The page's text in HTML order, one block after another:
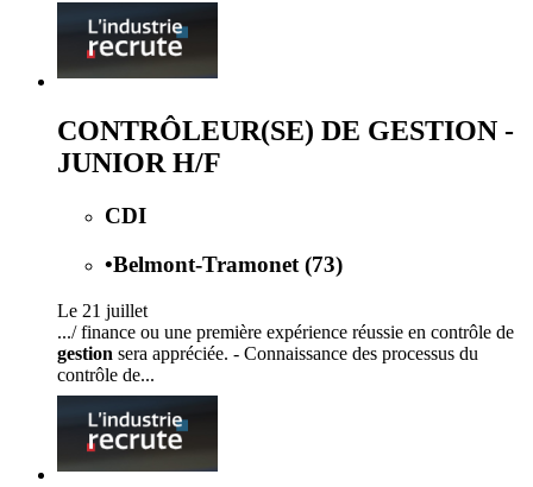
CONTRÔLEUR(SE) DE GESTION -
JUNIOR H/F
CDI
•Belmont-Tramonet (73)
Le 21 juillet
.../ finance ou une première expérience réussie en contrôle de
gestion sera appréciée. - Connaissance des processus du
contrôle de...